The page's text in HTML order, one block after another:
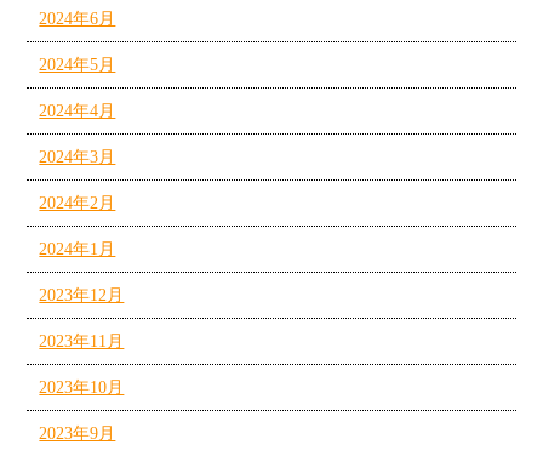
2024年6月
2024年5月
2024年4月
2024年3月
2024年2月
2024年1月
2023年12月
2023年11月
2023年10月
2023年9月